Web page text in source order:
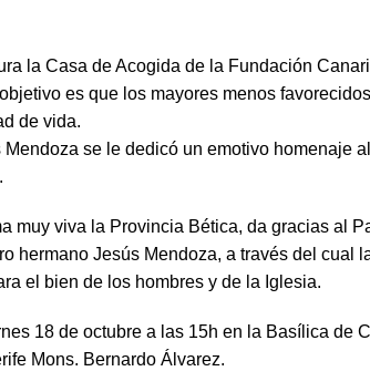
la Casa de Acogida de la Fundación
es que los mayores menos
de vida.
se le dedicó un emotivo homenaje
muy viva la Provincia Bética, da gracias al
hermano Jesús Mendoza, a través del cual
el bien de los hombres y de la Iglesia.
18 de octubre a las 15h en la Basílica de
Mons. Bernardo Álvarez.